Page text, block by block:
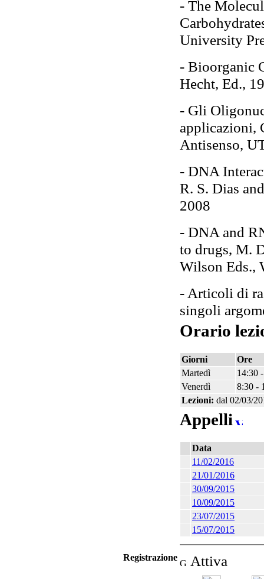
- The
University
- Bioorganic
Hecht, Ed.,
- Gli
applicazioni,
Antisenso,
- DNA
R. S. Dias
2008
- DNA and
to drugs, M.
Wilson Eds.,
- Articoli di
singoli
Orario
Giorni
Ore
Martedì
14:30
Venerdì
8:30 -
Lezioni: dal 02/03/
Appelli
Data
11/02/2016
21/01/2016
30/09/2015
10/09/2015
23/07/2015
15/07/2015
Registrazione Attiva